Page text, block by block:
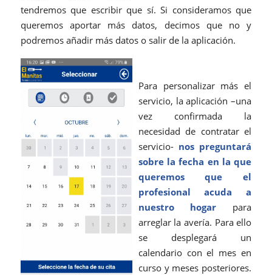
tendremos que escribir que sí. Si consideramos que
queremos aportar más datos, decimos que no y
podremos añadir más datos o salir de la aplicación.
Para personalizar más el
servicio, la aplicación –una
vez confirmada la
necesidad de contratar el
servicio- nos preguntará
sobre la fecha en la que
queremos que el
profesional acuda a
nuestro hogar para
arreglar la avería. Para ello
se desplegará un
calendario con el mes en
curso y meses posteriores.